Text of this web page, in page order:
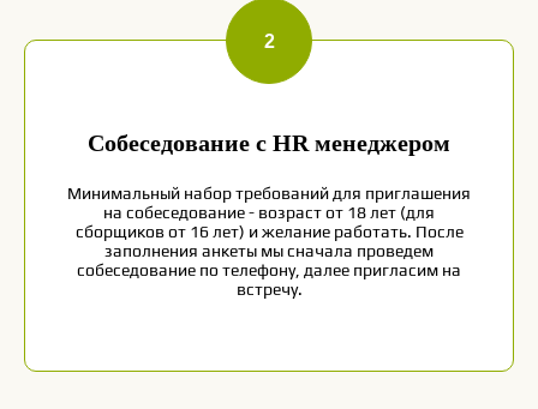
Собеседование с HR менеджером
Минимальный набор требований для приглашения
на собеседование - возраст от 18 лет (для
сборщиков от 16 лет) и желание работать. После
заполнения анкеты мы сначала проведем
собеседование по телефону, далее пригласим на
встречу.